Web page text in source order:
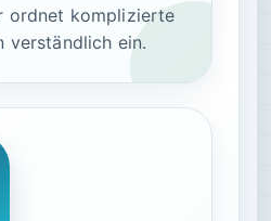
ordnet komplizierte
verständlich ein.